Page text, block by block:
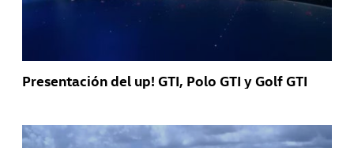
Presentación del up! GTI, Polo GTI y Golf GTI